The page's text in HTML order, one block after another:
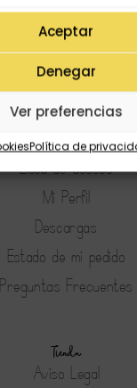
Aceptar
Denegar
Ver preferencias
Política de
Mi Cuenta
Lista de deseos
Mi Perfil
Descargas
Estado de mi pedido
Preguntas Frecuentes
Tienda
Aviso Legal